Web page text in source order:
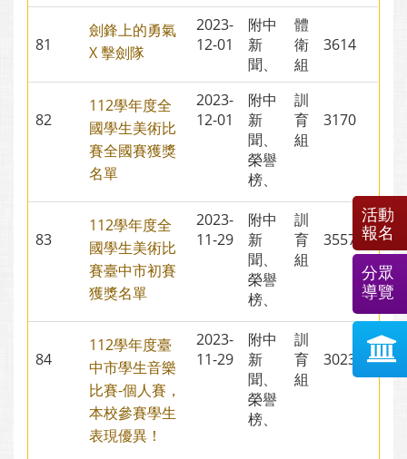
81
劍鋒上的勇氣
X 擊劍隊
2023-
12-01
附中
新
聞、
體
衛
組
3614
82
112學年度全
國學生美術比
賽全國賽獲獎
名單
2023-
12-01
附中
新
聞、
榮譽
榜、
訓
育
組
3170
83
112學年度全
國學生美術比
賽臺中市初賽
獲獎名單
2023-
11-29
附中
新
聞、
榮譽
榜、
訓
育
組
3557
84
112學年度臺
中市學生音樂
比賽-個人賽，
本校參賽學生
表現優異！
2023-
11-29
附中
新
聞、
榮譽
榜、
訓
育
組
3023
活動
報名
分眾
導覽